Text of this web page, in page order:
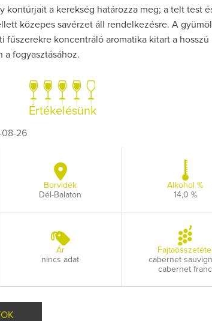
kontúrjait a kerekség határozza meg; a telt test
közepes savérzet áll rendelkezésre. A
fűszerekre koncentráló aromatika kitart a
a fogyasztásához.
Értékelésünk
08-26
Borvidék
Dél-Balaton
Alkohol %
14,0 %
Ár
nincs adat
Fajtaösszetétel
cabernet
cabernet franc